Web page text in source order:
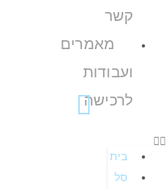
קשר
מאמרים
ועבודות
לרכישה
בית
סל